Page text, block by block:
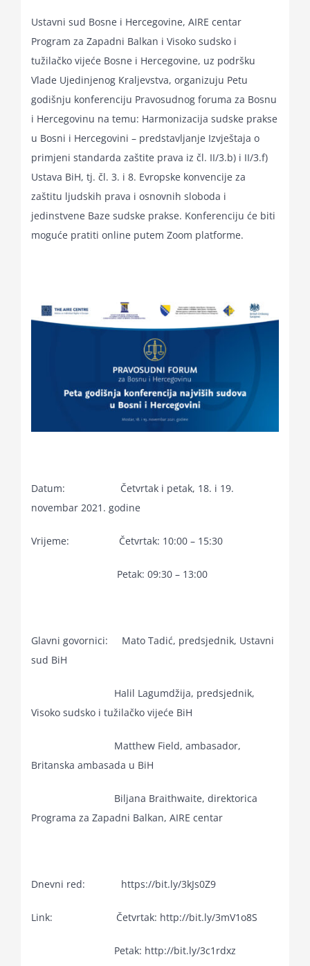
Ustavni sud Bosne i Hercegovine, AIRE centar
Program za Zapadni Balkan i Visoko sudsko i
tužilačko vijeće Bosne i Hercegovine, uz podršku
Vlade Ujedinjenog Kraljevstva, organizuju Petu
godišnju konferenciju Pravosudnog foruma za Bosnu
i Hercegovinu na temu: Harmonizacija sudske prakse
u Bosni i Hercegovini – predstavljanje Izvještaja o
primjeni standarda zaštite prava iz čl. II/3.b) i II/3.f)
Ustava BiH, tj. čl. 3. i 8. Evropske konvencije za
zaštitu ljudskih prava i osnovnih sloboda i
jedinstvene Baze sudske prakse. Konferenciju će biti
moguće pratiti online putem Zoom platforme.
Datum: Četvrtak i petak, 18. i 19.
novembar 2021. godine
Vrijeme: Četvrtak: 10:00 – 15:30
Petak: 09:30 – 13:00
Glavni govornici: Mato Tadić, predsjednik, Ustavni
sud BiH
Halil Lagumdžija, predsjednik,
Visoko sudsko i tužilačko vijeće BiH
Matthew Field, ambasador,
Britanska ambasada u BiH
Biljana Braithwaite, direktorica
Programa za Zapadni Balkan, AIRE centar
Dnevni red: https://bit.ly/3kJs0Z9
Link: Četvrtak: http://bit.ly/3mV1o8S
Petak: http://bit.ly/3c1rdxz